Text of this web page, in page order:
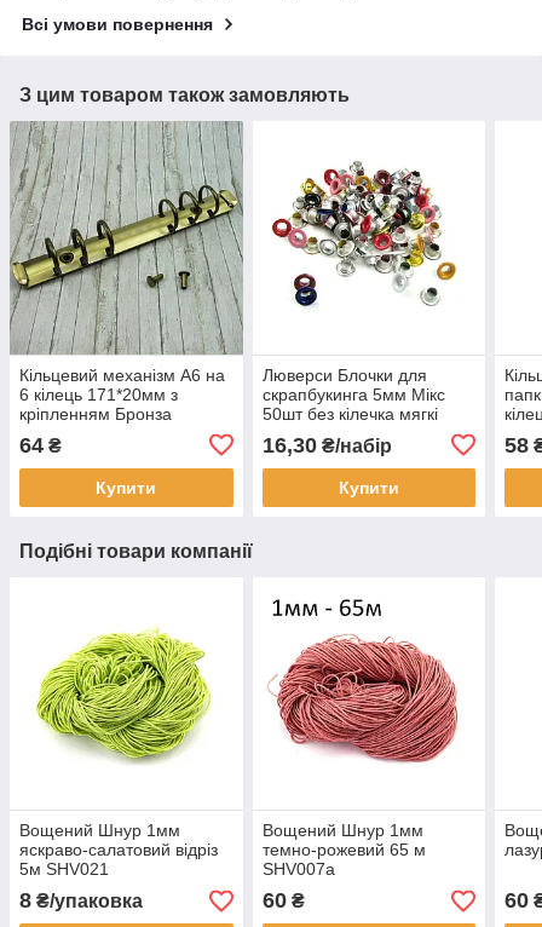
Всі умови повернення
З цим товаром також замовляють
Кільцевий механізм А6 на
6 кілець 171*20мм з
кріпленням Бронза
64 ₴
Купити
Люверси Блочки для
скрапбукинга 5мм Мікс
50шт без кілечка мягкі
16,30₴/набір
Купити
58
Подібні товари компанії
Вощений Шнур 1мм
яскраво-салатовий відріз
5м SHV021
8 ₴/упаковка
Вощений Шнур 1мм
темно-рожевий 65 м
SHV007а
60₴ 60